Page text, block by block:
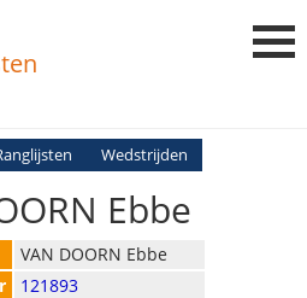
Login
Ranglijsten
Uitslagen
Wedstrijden
Ebbe
VAN DOORN Ebbe
121893